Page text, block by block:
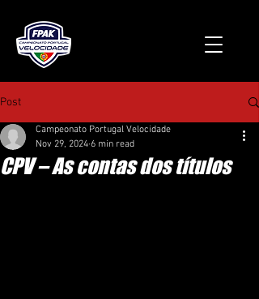
Post
CPV – As contas dos títulos
Campeonato Portugal Velocidade
Nov 29, 2024 6 min read